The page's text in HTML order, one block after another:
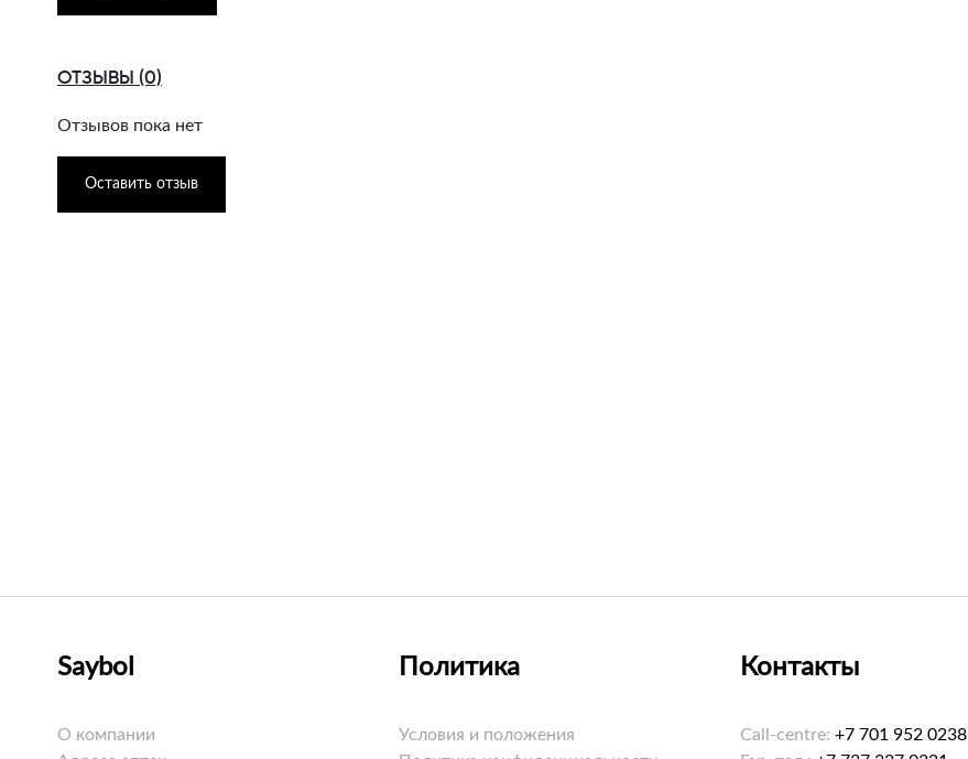
ОТЗЫВЫ (0)
Отзывов пока нет
Оставить отзыв
Saybol
О компании
Политика
Условия и положения
Контакты
Call-centre: +7 701 952 0238